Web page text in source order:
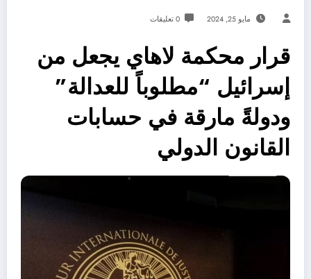
مايو 25, 2024 0 تعليقات
قرار محكمة لاهاي يجعل من
إسرائيل “مطلوباً للعدالة”
ودولةً مارقة في حسابات
القانون الدولي